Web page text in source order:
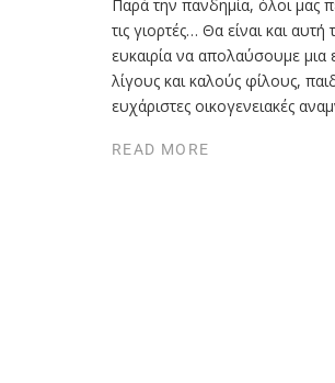
Παρά την πανδημία, όλοι μας
τις γιορτές… Θα είναι και
ευκαιρία να απολαύσουμε μια
λίγους και καλούς φίλους,
ευχάριστες οικογενειακές
READ MORE